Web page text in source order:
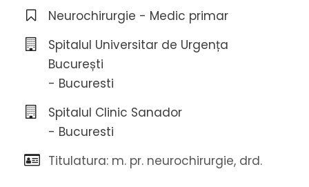
Neurochirurgie - Medic primar
Spitalul Universitar de Urgența
București
- Bucuresti
Spitalul Clinic Sanador
- Bucuresti
Titulatura: m. pr. neurochirurgie, drd.